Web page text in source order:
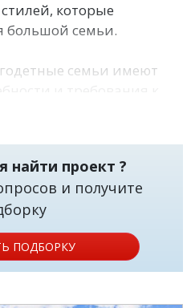
которые
большой семьи.
семьи имеют
проекты домов и
проекты домов и
спален и
гостиными,
проектах
помещения для
найти проект ?
и получите
ПОДБОРКУ